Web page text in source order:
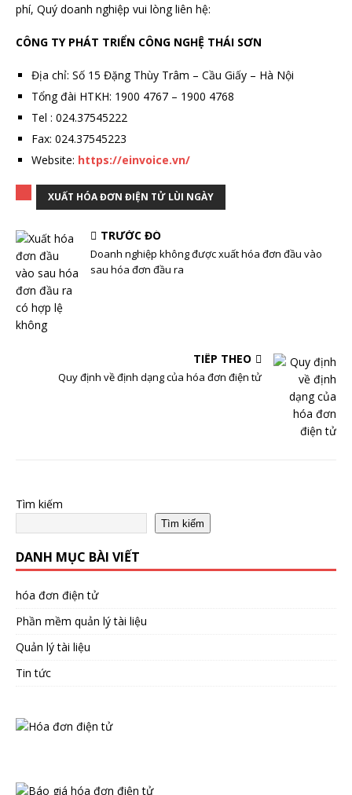
phí, Quý doanh nghiệp vui lòng liên hệ:
CÔNG TY PHÁT TRIỂN CÔNG NGHỆ THÁI SƠN
Địa chỉ: Số 15 Đặng Thùy Trâm – Cầu Giấy – Hà Nội
Tổng đài HTKH: 1900 4767 – 1900 4768
Tel : 024.37545222
Fax: 024.37545223
Website: https://einvoice.vn/
XUẤT HÓA ĐƠN ĐIỆN TỬ LÙI NGÀY
TRƯỚC ĐÓ
Doanh nghiệp không được xuất hóa đơn đầu vào
sau hóa đơn đầu ra
TIẾP THEO
Quy định về định dạng của hóa đơn điện tử
Tìm kiếm
Tìm kiếm
DANH MỤC BÀI VIẾT
hóa đơn điện tử
Phần mềm quản lý tài liệu
Quản lý tài liệu
Tin tức